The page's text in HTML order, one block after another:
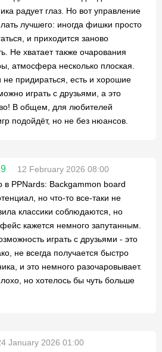
радует глаз. Но вот управление
лучшего: иногда фишки просто
и приходится заново
Не хватает также очарования
атмосфера несколько плоская.
придираться, есть и хорошие
играть с друзьями, а это
В общем, для любителей
подойдёт, но не без нюансов.
12 February 2026 08:00
в PPNards: Backgammon board
но что-то все-таки не
классики соблюдаются, но
кажется немного запутанным.
играть с друзьями - это
не всегда получается быстро
и это немного разочаровывает.
но хотелось бы чуть больше
January 2026 01:00